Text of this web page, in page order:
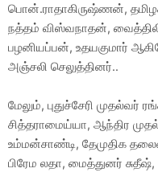
பொன்.ராதாகிருஷ்ணன்,
நத்தம் விஸ்வநாதன்,
பழனியப்பன், உதயகுமார்
அஞ்சலி செலுத்தினர்..
மேலும், புதுச்சேரி முதல்வர்
சித்தராமைய்யா, ஆந்திர
உம்மன்சாண்டி, தேமுதிக
பிரேம லதா, மைத்துனர் சுதீஷ்,